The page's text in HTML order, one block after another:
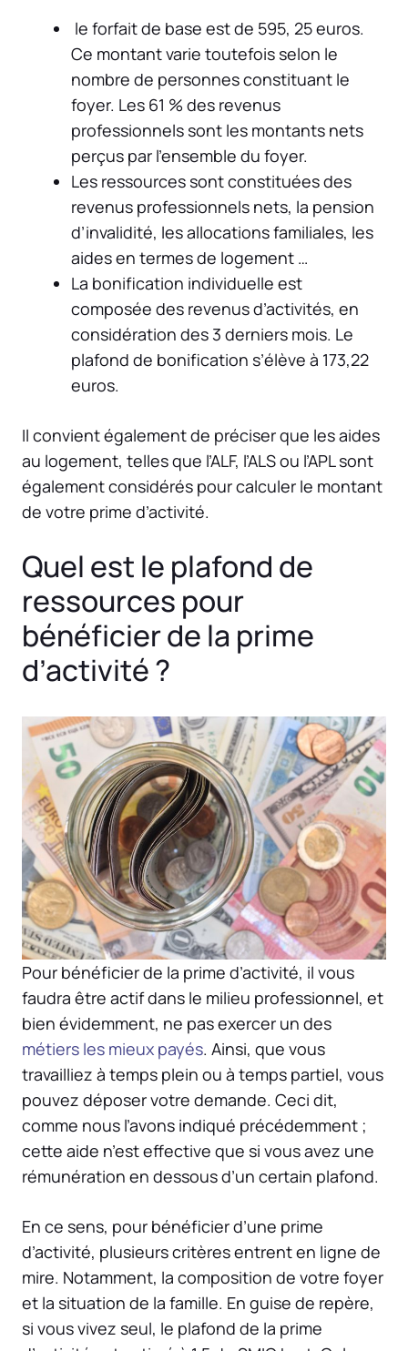
le forfait de base est de 595, 25 euros.
Ce montant varie toutefois selon le
nombre de personnes constituant le
foyer. Les 61 % des revenus
professionnels sont les montants nets
perçus par l’ensemble du foyer.
Les ressources sont constituées des
revenus professionnels nets, la pension
d’invalidité, les allocations familiales, les
aides en termes de logement …
La bonification individuelle est
composée des revenus d’activités, en
considération des 3 derniers mois. Le
plafond de bonification s’élève à 173,22
euros.
Il convient également de préciser que les aides
au logement, telles que l’ALF, l’ALS ou l’APL sont
également considérés pour calculer le montant
de votre prime d’activité.
Quel est le plafond de
ressources pour
bénéficier de la prime
d’activité ?
Pour bénéficier de la prime d’activité, il vous
faudra être actif dans le milieu professionnel, et
bien évidemment, ne pas exercer un des
métiers les mieux payés. Ainsi, que vous
travailliez à temps plein ou à temps partiel, vous
pouvez déposer votre demande. Ceci dit,
comme nous l’avons indiqué précédemment ;
cette aide n’est effective que si vous avez une
rémunération en dessous d’un certain plafond.
En ce sens, pour bénéficier d’une prime
d’activité, plusieurs critères entrent en ligne de
mire. Notamment, la composition de votre foyer
et la situation de la famille. En guise de repère,
si vous vivez seul, le plafond de la prime